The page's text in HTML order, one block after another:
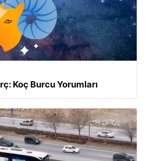
Koç Burcu Yorumları